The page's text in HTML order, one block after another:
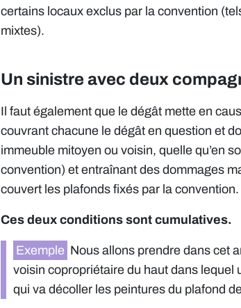
certains locaux exclus par la convention
mixtes).
Un sinistre avec deux
Il faut également que le dégât mette en
couvrant chacune le dégât en question et
immeuble mitoyen ou voisin, quelle qu’en
convention) et entraînant des dommages
couvert les plafonds fixés par la convention.
Ces deux conditions sont cumulatives.
Exemple Nous allons prendre dans cet
voisin copropriétaire du haut dans lequel
qui va décoller les peintures du plafond